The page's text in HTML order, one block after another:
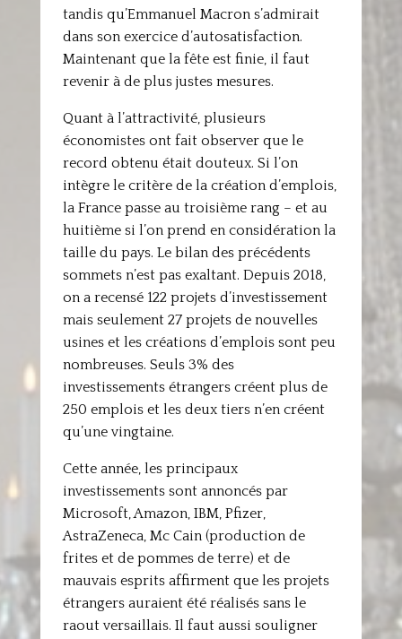
tandis qu’Emmanuel Macron s’admirait
dans son exercice d’autosatisfaction.
Maintenant que la fête est finie, il faut
revenir à de plus justes mesures.
Quant à l’attractivité, plusieurs
économistes ont fait observer que le
record obtenu était douteux. Si l’on
intègre le critère de la création d’emplois,
la France passe au troisième rang – et au
huitième si l’on prend en considération la
taille du pays. Le bilan des précédents
sommets n’est pas exaltant. Depuis 2018,
on a recensé 122 projets d’investissement
mais seulement 27 projets de nouvelles
usines et les créations d’emplois sont peu
nombreuses. Seuls 3% des
investissements étrangers créent plus de
250 emplois et les deux tiers n’en créent
qu’une vingtaine.
Cette année, les principaux
investissements sont annoncés par
Microsoft, Amazon, IBM, Pfizer,
AstraZeneca, Mc Cain (production de
frites et de pommes de terre) et de
mauvais esprits affirment que les projets
étrangers auraient été réalisés sans le
raout versaillais. Il faut aussi souligner